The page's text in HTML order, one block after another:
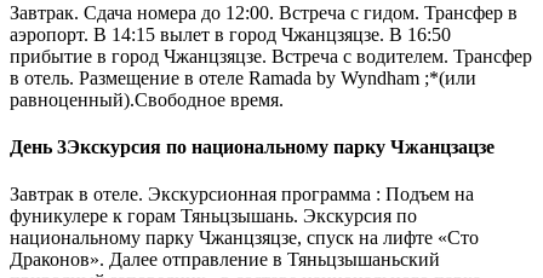
Завтрак. Сдача номера до 12:00. Встреча с гидом. Трансфер в
аэропорт. В 14:15 вылет в город Чжанцзяцзе. В 16:50
прибытие в город Чжанцзяцзе. Встреча с водителем. Трансфер
в отель. Размещение в отеле Ramada by Wyndham ;*(или
равноценный).Свободное время.
День 3Экскурсия по национальному парку Чжанцзацзе
Завтрак в отеле. Экскурсионная программа : Подъем на
фуникулере к горам Тяньцзышань. Экскурсия по
национальному парку Чжанцзяцзе, спуск на лифте «Сто
Драконов». Далее отправление в Тяньцзышаньский